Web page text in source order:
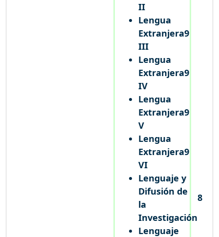
II
Lengua
Extranjera
III
9
Lengua
Extranjera
IV
9
Lengua
Extranjera
V
9
Lengua
Extranjera
VI
9
Lenguaje y
Difusión de
la
Investigación
8
Lenguaje